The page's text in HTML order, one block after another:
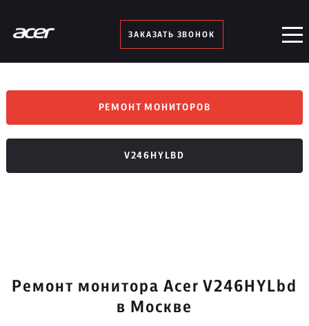
ЗАКАЗАТЬ ЗВОНОК
РЕМОНТ МОНИТОРОВ
V246HYLBD
Ремонт монитора Acer V246HYLbd
в Москве